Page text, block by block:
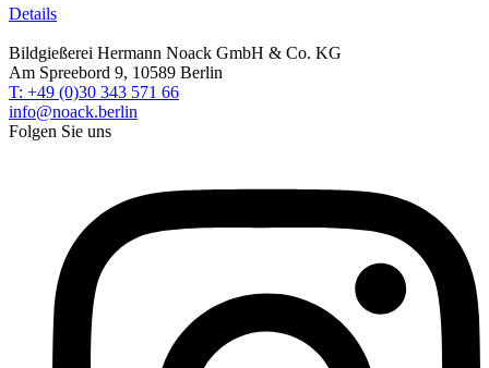
Details
Bildgießerei Hermann Noack GmbH & Co. KG
Am Spreebord 9, 10589 Berlin
T: +49 (0)30 343 571 66
info@noack.berlin
Folgen Sie uns